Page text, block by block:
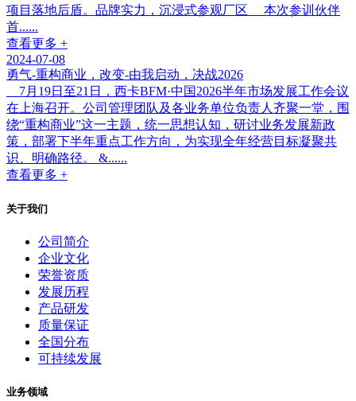
项目落地后盾。品牌实力，沉浸式参观厂区 本次参训伙伴
首......
查看更多 +
2024-07-08
勇气-重构商业，改变-由我启动，决战2026
7月19日至21日，西卡BFM·中国2026半年市场发展工作会议
在上海召开。公司管理团队及各业务单位负责人齐聚一堂，围
绕“重构商业”这一主题，统一思想认知，研讨业务发展新政
策，部署下半年重点工作方向，为实现全年经营目标凝聚共
识、明确路径。 &......
查看更多 +
关于我们
公司简介
企业文化
荣誉资质
发展历程
产品研发
质量保证
全国分布
可持续发展
业务领域